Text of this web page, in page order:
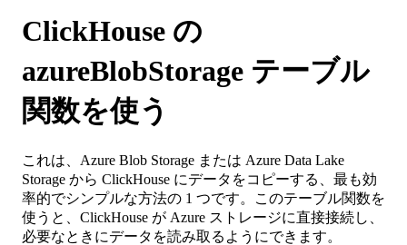
ClickHouse の
azureBlobStorage テーブル
関数を使う
これは、Azure Blob Storage または Azure Data Lake
Storage から ClickHouse にデータをコピーする、最も効
率的でシンプルな方法の 1 つです。このテーブル関数を
使うと、ClickHouse が Azure ストレージに直接接続し、
必要なときにデータを読み取るようにできます。